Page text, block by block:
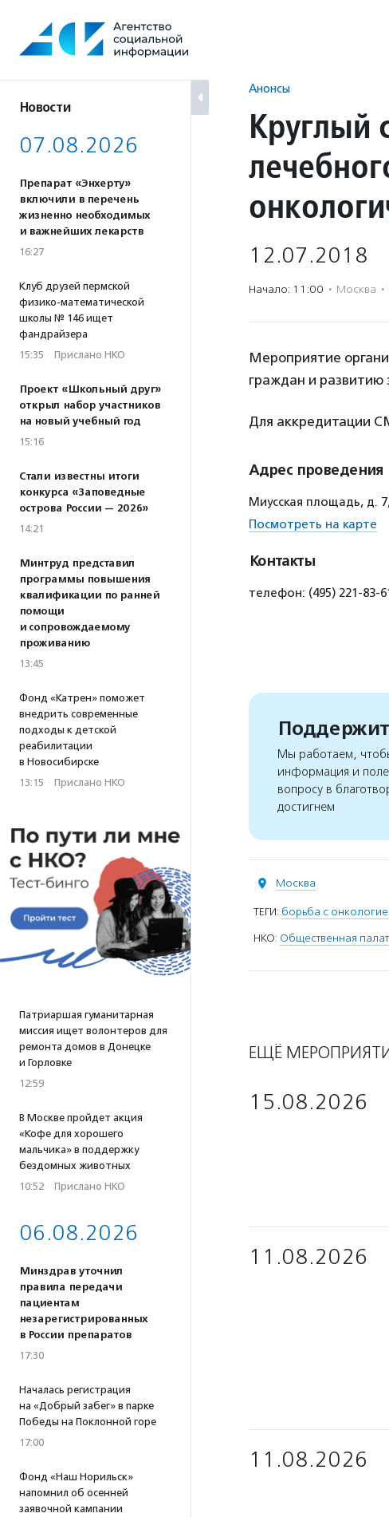
содержанию
Новости
07.08.2026
Препарат «Энхерту»
включили в перечень
жизненно необходимых
и важнейших лекарств
16:27
Клуб друзей пермской
физико-математической
школы № 146 ищет
фандрайзера
15:35 · Прислано НКО
Проект «Школьный друг»
открыл набор участников
на новый учебный год
15:16
Стали известны итоги
конкурса «Заповедные
острова России — 2026»
14:21
Минтруд представил
программы повышения
квалификации по ранней
помощи
и сопровождаемому
проживанию
13:45
Фонд «Катрен» поможет
внедрить современные
подходы к детской
реабилитации
в Новосибирске
13:15 · Прислано НКО
Патриаршая гуманитарная
миссия ищет волонтеров для
ремонта домов в Донецке
и Горловке
12:59
В Москве пройдет акция
«Кофе для хорошего
мальчика» в поддержку
бездомных животных
10:52 · Прислано НКО
06.08.2026
Минздрав уточнил
правила передачи
пациентам
незарегистрированных
в России препаратов
17:30
Началась регистрация
на «Добрый забег» в парке
Победы на Поклонной горе
17:00
Фонд «Наш Норильск»
напомнил об осенней
заявочной кампании
Анонсы
Круглый
12.07.2018
Начало: 11:00 · Москва ·
Мероприятие
граждан и развитию
Для аккредитации
Адрес проведения
Миусская площадь, д.
Посмотреть на карте
Контакты
телефон: (495) 221-83-
Мы работаем,
информация и
вопросу в
достигнем
Москва
ТЕГИ: борьба с
НКО: Общественная
ЕЩЁ
15.08.2026
11.08.2026
11.08.2026